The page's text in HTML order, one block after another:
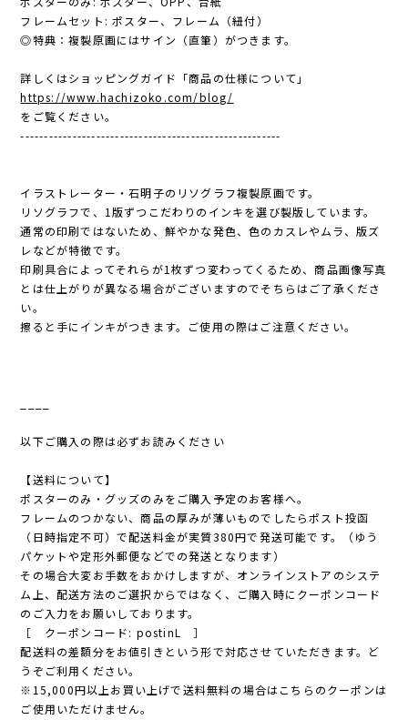
フレームセット: ポスター、フレーム（紐付）
◎特典：複製原画にはサイン（直筆）がつきます。
詳しくはショッピングガイド「商品の仕様について」
https://www.hachizoko.com/blog/
をご覧ください。
-------------------------------------------------------
イラストレーター・石明子のリソグラフ複製原画です。
リソグラフで、1版ずつこだわりのインキを選び製版しています。
通常の印刷ではないため、鮮やかな発色、色のカスレやムラ、版ズ
レなどが特徴です。
印刷具合によってそれらが1枚ずつ変わってくるため、商品画像写真
とは仕上がりが異なる場合がございますのでそちらはご了承くださ
い。
擦ると手にインキがつきます。ご使用の際はご注意ください。
以下ご購入の際は必ずお読みください
【送料について】
ポスターのみ・グッズのみをご購入予定のお客様へ。
フレームのつかない、商品の厚みが薄いものでしたらポスト投函
（日時指定不可）で配送料金が実質380円で発送可能です。（ゆう
パケットや定形外郵便などでの発送となります）
その場合大変お手数をおかけしますが、オンラインストアのシステ
ム上、配送方法のご選択からではなく、ご購入時にクーポンコード
のご入力をお願いしております。
［ クーポンコード: postinL ］
配送料の差額分をお値引きという形で対応させていただきます。ど
うぞご利用ください。
※15,000円以上お買い上げで送料無料の場合はこちらのクーポンは
ご使用いただけません。